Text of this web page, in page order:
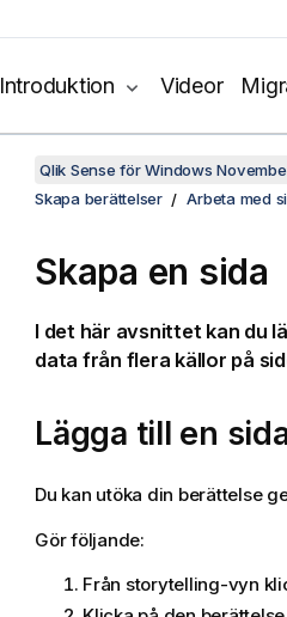
Introduktion Videor
Qlik Sense för Windows
Skapa berättelser
Arbeta med
Skapa en sida
I det här avsnittet kan du
data från flera källor på
Lägga till en
Du kan utöka din berättelse
Gör följande:
Från storytelling-vyn